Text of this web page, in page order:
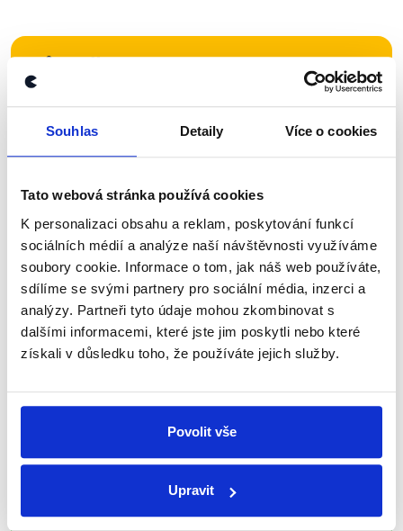
Souhlas Detaily Více o cookies
Tato webová stránka používá cookies
K personalizaci obsahu a reklam, poskytování funkcí
sociálních médií a analýze naší návštěvnosti využíváme
soubory cookie. Informace o tom, jak náš web používáte,
sdílíme se svými partnery pro sociální média, inzerci a
analýzy. Partneři tyto údaje mohou zkombinovat s
dalšími informacemi, které jste jim poskytli nebo které
získali v důsledku toho, že používáte jejich služby.
Povolit vše
Upravit
Zůstaňme v kontaktu
Přihlaste se k odběru našeho
newsletteru nebo whatsappového
kanálu, kde pravidelně přinášíme
shrnutí nejzajímavějších článků a analýz.
Začněte nás odebírat, a mějte tak
přehled o tom, jaké dezinformace a
nepravdy se zrovna v Česku šíří.
Newsletter WhatsApp
Nenechte si ujít nejnovější události
z Demagog.cz. Sdílením našich
příspěvků přátelům podpoříte naši